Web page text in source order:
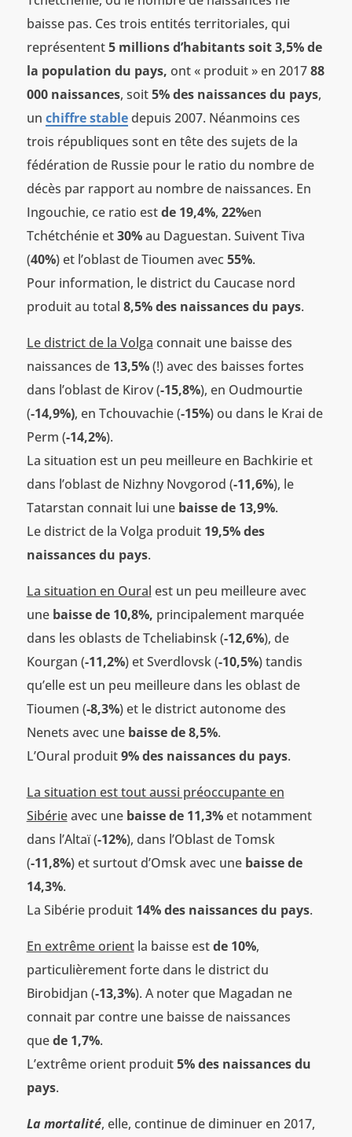
baisse pas. Ces trois entités territoriales, qui
représentent5 millions d’habitants soit 3,5% de
la population du pays, ont « produit » en 201788
000 naissances, soit5% des naissances du pays,
un chiffre stable depuis 2007. Néanmoins ces
trois républiques sont en tête des sujets de la
fédération de Russie pour le ratio du nombre de
décès par rapport au nombre de naissances. En
Ingouchie, ce ratio estde 19,4%, 22%en
Tchétchénie et30%au Daguestan. Suivent Tiva
(40%) et l’oblast de Tioumen avec 55%.
Pour information, le district du Caucase nord
produit au total 8,5% des naissances du pays.
Le district de la Volga connait une baisse des
naissances de 13,5%(!) avec des baisses fortes
dans l’oblast de Kirov (-15,8%), en Oudmourtie
(-14,9%), en Tchouvachie (-15%) ou dans le Krai de
Perm (-14,2%).
La situation est un peu meilleure en Bachkirie et
dans l’oblast de Nizhny Novgorod (-11,6%), le
Tatarstan connait lui une baisse de 13,9%.
Le district de la Volga produit 19,5% des
naissances du pays.
La situation en Oural est un peu meilleure avec
une baisse de 10,8%, principalement marquée
dans les oblasts de Tcheliabinsk (-12,6%), de
Kourgan (-11,2%) et Sverdlovsk (-10,5%) tandis
qu’elle est un peu meilleure dans les oblast de
Tioumen (-8,3%) et le district autonome des
Nenets avec une baisse de 8,5%.
L’Oural produit9% des naissances du pays.
La situation est tout aussi préoccupante en
Sibérieavec une baisse de 11,3%et notamment
dans l’Altaï (-12%), dans l’Oblast de Tomsk
(-11,8%) et surtout d’Omsk avec une baisse de
14,3%.
La Sibérie produit 14% des naissances du pays.
En extrême orientla baisse estde 10%,
particulièrement forte dans le district du
Birobidjan (-13,3%). A noter que Magadan ne
connait par contre une baisse de naissances
quede 1,7%.
L’extrême orient produit5% des naissances du
pays.
La mortalité, elle, continue de diminuer en 2017,